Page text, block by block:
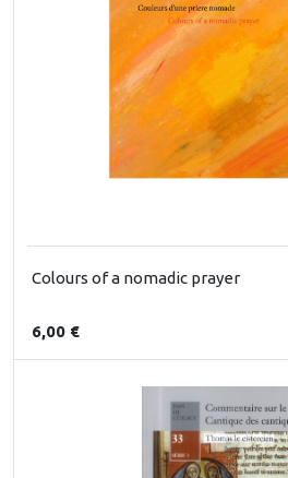
Colours of a nomadic prayer
6,00 €